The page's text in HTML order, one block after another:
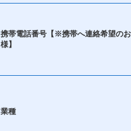
携帯電話番号【※携帯へ連絡希望の
様】
業種